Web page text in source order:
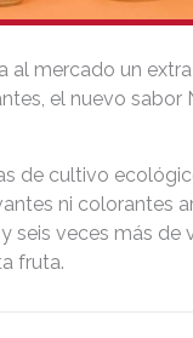
al mercado un
el nuevo sabor
de cultivo
ni colorantes
seis veces más de
fruta.